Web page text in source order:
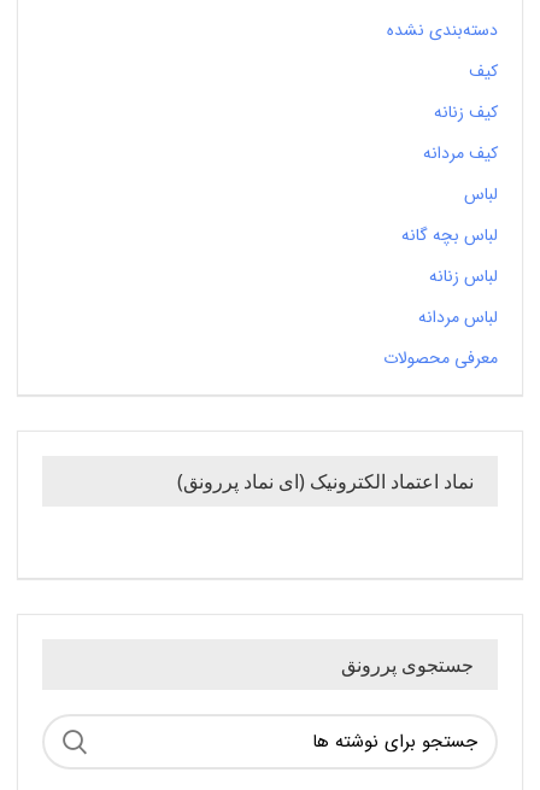
دسته‌بندی نشده
کیف
کیف زنانه
کیف مردانه
لباس
لباس بچه گانه
لباس زنانه
لباس مردانه
معرفی محصولات
نماد اعتماد الکترونیک (ای نماد پررونق)
جستجوی پررونق